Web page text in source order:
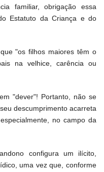
familiar, obrigação essa
Estatuto da Criança e do
"os filhos maiores têm o
na velhice, carência ou
"dever"! Portanto, não se
descumprimento acarreta
no campo da
configura um ilícito,
uma vez que, conforme